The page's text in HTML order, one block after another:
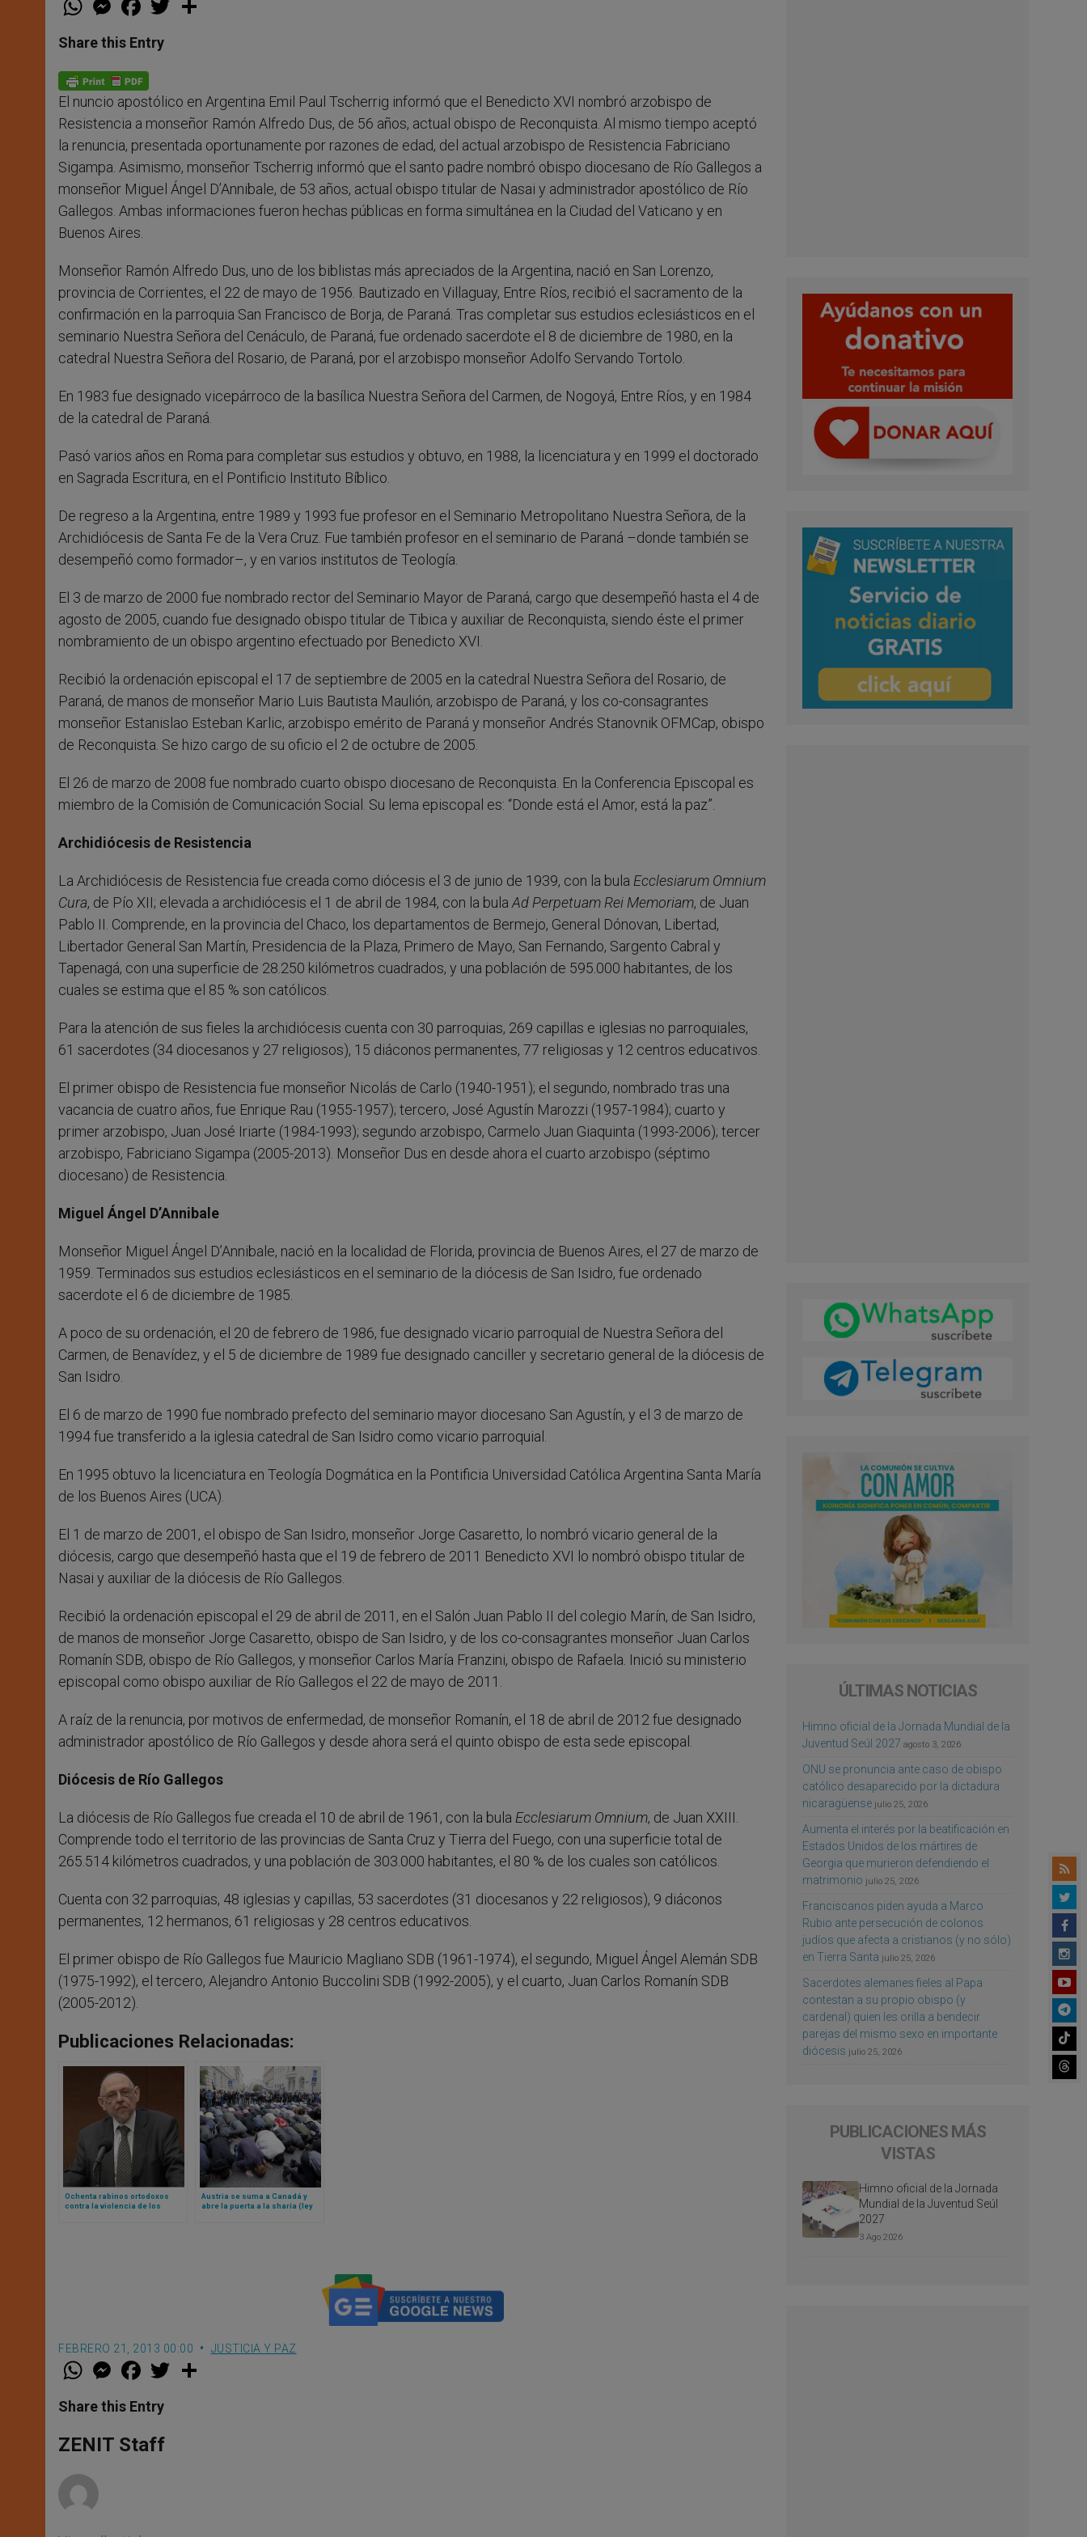
t
s
p
p
e
s
e
g
e
r
a
e
b
o
k
w
Share this Entry
El nuncio apostólico en Argentina Emil Paul Tscherrig informó que el Benedicto XVI nombró arzobispo de
Resistencia a monseñor Ramón Alfredo Dus, de 56 años, actual obispo de Reconquista. Al mismo tiempo aceptó
la renuncia, presentada oportunamente por razones de edad, del actual arzobispo de Resistencia Fabriciano
Sigampa. Asimismo, monseñor Tscherrig informó que el santo padre nombró obispo diocesano de Río Gallegos a
monseñor Miguel Ángel D’Annibale, de 53 años, actual obispo titular de Nasai y administrador apostólico de Río
Gallegos. Ambas informaciones fueron hechas públicas en forma simultánea en la Ciudad del Vaticano y en
Buenos Aires.
Monseñor Ramón Alfredo Dus, uno de los biblistas más apreciados de la Argentina, nació en San Lorenzo,
provincia de Corrientes, el 22 de mayo de 1956. Bautizado en Villaguay, Entre Ríos, recibió el sacramento de la
confirmación en la parroquia San Francisco de Borja, de Paraná. Tras completar sus estudios eclesiásticos en el
seminario Nuestra Señora del Cenáculo, de Paraná, fue ordenado sacerdote el 8 de diciembre de 1980, en la
catedral Nuestra Señora del Rosario, de Paraná, por el arzobispo monseñor Adolfo Servando Tortolo.
En 1983 fue designado vicepárroco de la basílica Nuestra Señora del Carmen, de Nogoyá, Entre Ríos, y en 1984
de la catedral de Paraná.
Pasó varios años en Roma para completar sus estudios y obtuvo, en 1988, la licenciatura y en 1999 el doctorado
en Sagrada Escritura, en el Pontificio Instituto Bíblico.
De regreso a la Argentina, entre 1989 y 1993 fue profesor en el Seminario Metropolitano Nuestra Señora, de la
Archidiócesis de Santa Fe de la Vera Cruz. Fue también profesor en el seminario de Paraná –donde también se
desempeñó como formador–, y en varios institutos de Teología.
El 3 de marzo de 2000 fue nombrado rector del Seminario Mayor de Paraná, cargo que desempeñó hasta el 4 de
agosto de 2005, cuando fue designado obispo titular de Tibica y auxiliar de Reconquista, siendo éste el primer
nombramiento de un obispo argentino efectuado por Benedicto XVI.
Recibió la ordenación episcopal el 17 de septiembre de 2005 en la catedral Nuestra Señora del Rosario, de
Paraná, de manos de monseñor Mario Luis Bautista Maulión, arzobispo de Paraná, y los co-consagrantes
monseñor Estanislao Esteban Karlic, arzobispo emérito de Paraná y monseñor Andrés Stanovnik OFMCap, obispo
de Reconquista. Se hizo cargo de su oficio el 2 de octubre de 2005.
El 26 de marzo de 2008 fue nombrado cuarto obispo diocesano de Reconquista. En la Conferencia Episcopal es
miembro de la Comisión de Comunicación Social. Su lema episcopal es: “Donde está el Amor, está la paz”.
Archidiócesis de Resistencia
La Archidiócesis de Resistencia fue creada como diócesis el 3 de junio de 1939, con la bula Ecclesiarum Omnium
Cura, de Pío XII; elevada a archidiócesis el 1 de abril de 1984, con la bulaAd Perpetuam Rei Memoriam, de Juan
Pablo II. Comprende, en la provincia del Chaco, los departamentos de Bermejo, General Dónovan, Libertad,
Libertador General San Martín, Presidencia de la Plaza, Primero de Mayo, San Fernando, Sargento Cabral y
Tapenagá, con una superficie de 28.250 kilómetros cuadrados, y una población de 595.000 habitantes, de los
cuales se estima que el 85 % son católicos.
Para la atención de sus fieles la archidiócesis cuenta con 30 parroquias, 269 capillas e iglesias no parroquiales,
61 sacerdotes (34 diocesanos y 27 religiosos), 15 diáconos permanentes, 77 religiosas y 12 centros educativos.
El primer obispo de Resistencia fue monseñor Nicolás de Carlo (1940-1951); el segundo, nombrado tras una
vacancia de cuatro años, fue Enrique Rau (1955-1957); tercero, José Agustín Marozzi (1957-1984); cuarto y
primer arzobispo, Juan José Iriarte (1984-1993); segundo arzobispo, Carmelo Juan Giaquinta (1993-2006); tercer
arzobispo, Fabriciano Sigampa (2005-2013). Monseñor Dus en desde ahora el cuarto arzobispo (séptimo
diocesano) de Resistencia.
Miguel Ángel D’Annibale
Monseñor Miguel Ángel D’Annibale, nació en la localidad de Florida, provincia de Buenos Aires, el 27 de marzo de
1959. Terminados sus estudios eclesiásticos en el seminario de la diócesis de San Isidro, fue ordenado
sacerdote el 6 de diciembre de 1985.
A poco de su ordenación, el 20 de febrero de 1986, fue designado vicario parroquial de Nuestra Señora del
Carmen, de Benavídez, y el 5 de diciembre de 1989 fue designado canciller y secretario general de la diócesis de
San Isidro.
El 6 de marzo de 1990 fue nombrado prefecto del seminario mayor diocesano San Agustín, y el 3 de marzo de
1994 fue transferido a la iglesia catedral de San Isidro como vicario parroquial.
En 1995 obtuvo la licenciatura en Teología Dogmática en la Pontificia Universidad Católica Argentina Santa María
de los Buenos Aires (UCA).
El 1 de marzo de 2001, el obispo de San Isidro, monseñor Jorge Casaretto, lo nombró vicario general de la
diócesis, cargo que desempeñó hasta que el 19 de febrero de 2011 Benedicto XVI lo nombró obispo titular de
Nasai y auxiliar de la diócesis de Río Gallegos.
Recibió la ordenación episcopal el 29 de abril de 2011, en el Salón Juan Pablo II del colegio Marín, de San Isidro,
de manos de monseñor Jorge Casaretto, obispo de San Isidro, y de los co-consagrantes monseñor Juan Carlos
Romanín SDB, obispo de Río Gallegos, y monseñor Carlos María Franzini, obispo de Rafaela. Inició su ministerio
episcopal como obispo auxiliar de Río Gallegos el 22 de mayo de 2011.
A raíz de la renuncia, por motivos de enfermedad, de monseñor Romanín, el 18 de abril de 2012 fue designado
administrador apostólico de Río Gallegos y desde ahora será el quinto obispo de esta sede episcopal.
Diócesis de Río Gallegos
La diócesis de Río Gallegos fue creada el 10 de abril de 1961, con la bula Ecclesiarum Omnium, de Juan XXIII.
Comprende todo el territorio de las provincias de Santa Cruz y Tierra del Fuego, con una superficie total de
265.514 kilómetros cuadrados, y una población de 303.000 habitantes, el 80 % de los cuales son católicos.
Cuenta con 32 parroquias, 48 iglesias y capillas, 53 sacerdotes (31 diocesanos y 22 religiosos), 9 diáconos
permanentes, 12 hermanos, 61 religiosas y 28 centros educativos.
El primer obispo de Río Gallegos fue Mauricio Magliano SDB (1961-1974), el segundo, Miguel Ángel Alemán SDB
(1975-1992), el tercero, Alejandro Antonio Buccolini SDB (1992-2005), y el cuarto, Juan Carlos Romanín SDB
(2005-2012).
Publicaciones Relacionadas:
Ochenta rabinos ortodoxos
contra la violencia de los
Austria se suma a Canadá y
abre la puerta a la sharía (ley
FEBRERO 21, 2013 00:00 JUSTICIA Y PAZ
W
t
s
p
p
M
e
s
e
g
e
F
a
e
b
o
k
w
Share this Entry
ZENIT Staff
ÚLTIMAS NOTICIAS
Himno oficial de la Jornada Mundial de la
Juventud Seúl 2027 agosto 3, 2026
ONU se pronuncia ante caso de obispo
católico desaparecido por la dictadura
nicaragüense julio 25, 2026
Aumenta el interés por la beatificación en
Estados Unidos de los mártires de
Georgia que murieron defendiendo el
matrimonio julio 25, 2026
Franciscanos piden ayuda a Marco
Rubio ante persecución de colonos
judíos que afecta a cristianos (y no sólo)
en Tierra Santa julio 25, 2026
Sacerdotes alemanes fieles al Papa
contestan a su propio obispo (y
cardenal) quien les orilla a bendecir
parejas del mismo sexo en importante
diócesis julio 25, 2026
PUBLICACIONES MÁS
VISTAS
Himno oficial de la Jornada
Mundial de la Juventud Seúl
2027
3 Ago 2026